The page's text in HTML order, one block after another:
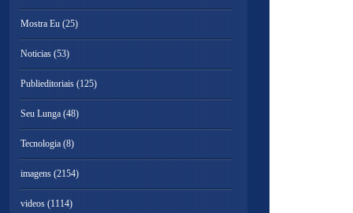
Mostra Eu (25)
Noticias (53)
Publieditoriais (125)
Seu Lunga (48)
Tecnologia (8)
imagens (2154)
videos (1114)